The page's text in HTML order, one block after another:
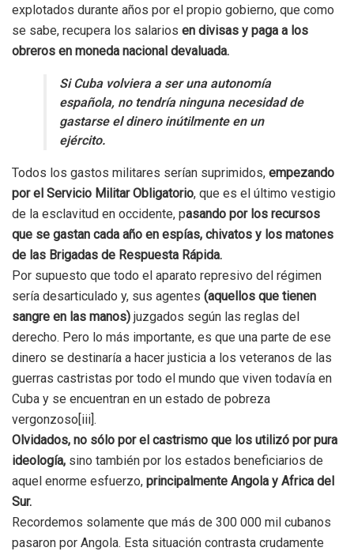
explotados durante años por el propio gobierno, que como
se sabe, recupera los salarios en divisas y paga a los
obreros en moneda nacional devaluada.
Si Cuba volviera a ser una autonomía
española, no tendría ninguna necesidad de
gastarse el dinero inútilmente en un
ejército.
Todos los gastos militares serían suprimidos, empezando
por el Servicio Militar Obligatorio, que es el último vestigio
de la esclavitud en occidente, pasando por los recursos
que se gastan cada año en espías, chivatos y los matones
de las Brigadas de Respuesta Rápida.
Por supuesto que todo el aparato represivo del régimen
sería desarticulado y, sus agentes (aquellos que tienen
sangre en las manos) juzgados según las reglas del
derecho. Pero lo más importante, es que una parte de ese
dinero se destinaría a hacer justicia a los veteranos de las
guerras castristas por todo el mundo que viven todavía en
Cuba y se encuentran en un estado de pobreza
vergonzoso[iii].
Olvidados, no sólo por el castrismo que los utilizó por pura
ideología, sino también por los estados beneficiarios de
aquel enorme esfuerzo, principalmente Angola y Africa del
Sur.
Recordemos solamente que más de 300 000 mil cubanos
pasaron por Angola. Esta situación contrasta crudamente